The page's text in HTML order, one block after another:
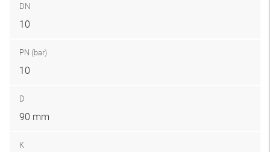
DN
10
PN (bar)
10
D
90 mm
K